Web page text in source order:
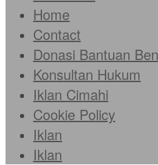
Home
Contact
Donasi Bantuan
Konsultan Hukum
Iklan Cimahi
Cookie Policy
Iklan
Iklan